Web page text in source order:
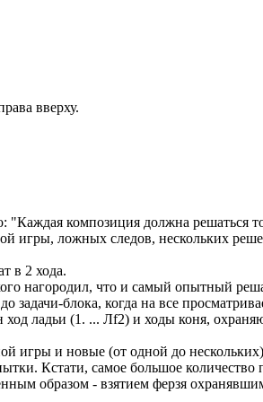
вверху.
композиция должна решаться
игры, ложных следов, нескольких
в 2 хода.
нагородил, что и самый опытный
задачи-блока, когда на все
ладьи (1. ... Лf2) и ходы коня,
игры и новые (от одной до
Кстати, самое большое количество
образом - взятием ферзя